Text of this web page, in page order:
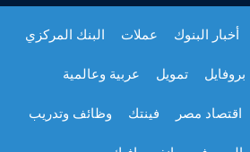
أخبار البنوك عملات البنك المركزي
بروفايل تمويل عربية وعالمية
اقتصاد مصر فينتك وظائف وتدريب